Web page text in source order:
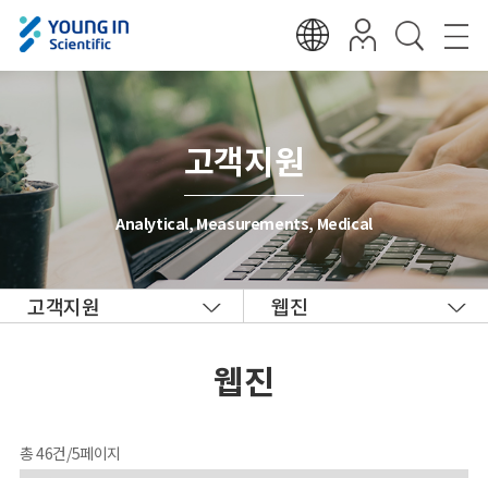
고객지원
Analytical, Measurements, Medical
고객지원 웹진
웹진
총 46건/5페이지